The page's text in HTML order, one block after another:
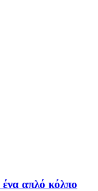
απλό κόλπο